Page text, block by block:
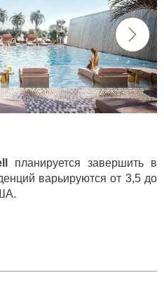
планируется завершить в
варьируются от 3,5 до